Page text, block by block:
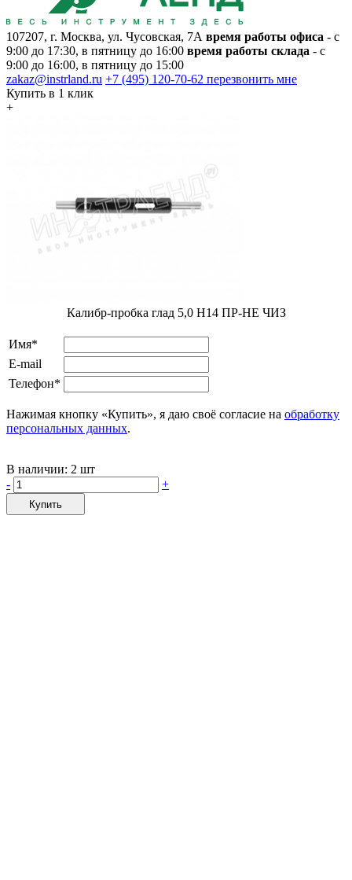
107207, г. Москва, ул. Чусовская, 7А время работы офиса - с
9:00 до 17:30, в пятницу до 16:00 время работы склада - с
9:00 до 16:00, в пятницу до 15:00
zakaz@instrland.ru +7 (495) 120-70-62 перезвонить мне
Купить в 1 клик
+
Калибр-пробка глад 5,0 H14 ПР-НЕ ЧИЗ
Имя*
E-mail
Телефон*
Нажимая кнопку «Купить», я даю своё согласие на обработку
персональных данных.
В наличии: 2 шт
-
+
Купить